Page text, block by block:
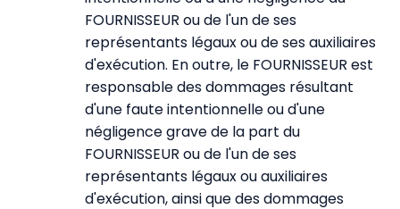
FOURNISSEUR ou de l'un de ses
représentants légaux ou de ses auxiliaires
d'exécution. En outre, le FOURNISSEUR est
responsable des dommages résultant
d'une faute intentionnelle ou d'une
négligence grave de la part du
FOURNISSEUR ou de l'un de ses
représentants légaux ou auxiliaires
d'exécution, ainsi que des dommages